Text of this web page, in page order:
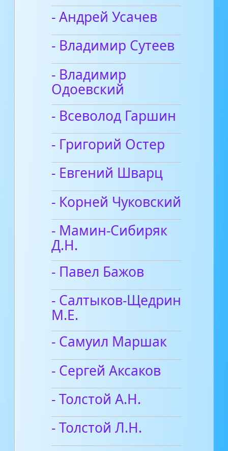
- Андрей Усачев
- Владимир Сутеев
- Владимир
Одоевский
- Всеволод Гаршин
- Григорий Остер
- Евгений Шварц
- Корней Чуковский
- Мамин-Сибиряк
Д.Н.
- Павел Бажов
- Салтыков-Щедрин
М.Е.
- Самуил Маршак
- Сергей Аксаков
- Толстой А.Н.
- Толстой Л.Н.